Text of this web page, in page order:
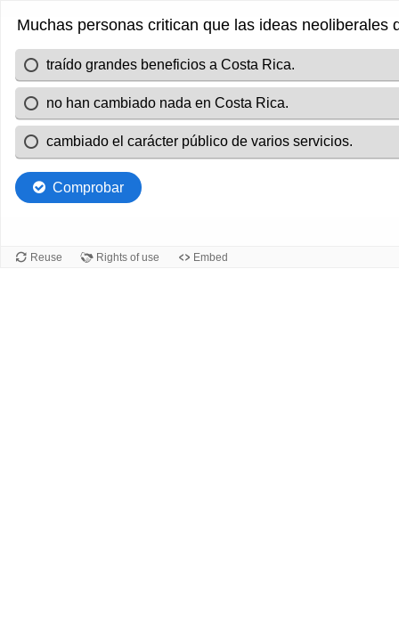
Muchas personas critican que las ideas
traído grandes beneficios a Costa Rica.
no han cambiado nada en Costa Rica.
cambiado el carácter público de varios servicios.
Comprobar
Reuse Rights of use Embed